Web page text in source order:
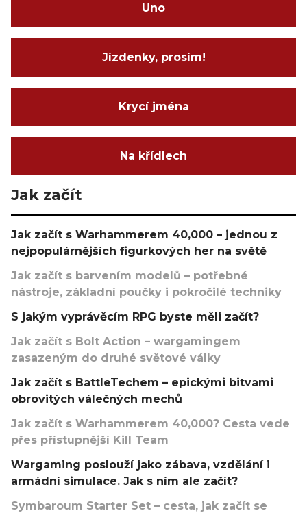
Uno
Jízdenky, prosím!
Krycí jména
Na křídlech
Jak začít
Jak začít s Warhammerem 40,000 – jednou z
nejpopulárnějších figurkových her na světě
Jak začít s barvením modelů – potřebné
nástroje, základní poučky i pokročilé techniky
S jakým vyprávěcím RPG byste měli začít?
Jak začít s Bolt Action – wargamingem
zasazeným do druhé světové války
Jak začít s BattleTechem – epickými bitvami
obrovitých válečných mechů
Jak začít s Warhammerem 40,000? Cesta vede
přes přístupnější Kill Team
Wargaming poslouží jako zábava, vzdělání i
armádní simulace. Jak s ním ale začít?
Symbaroum Starter Set – cesta, jak začít se